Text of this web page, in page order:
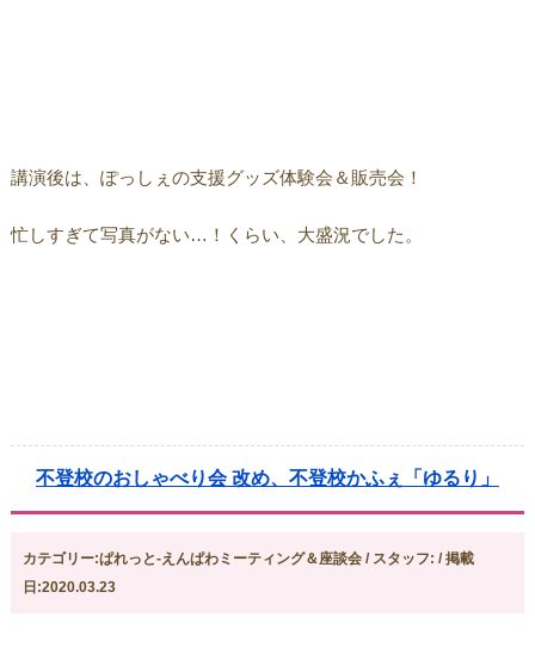
講演後は、ぽっしぇの支援グッズ体験会＆販売会！
忙しすぎて写真がない…！くらい、大盛況でした。
不登校のおしゃべり会 改め、不登校かふぇ「ゆるり」
カテゴリー:ぱれっと-えんぱわミーティング＆座談会 / スタッフ: / 掲載
日:2020.03.23